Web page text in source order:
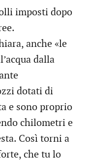
imposti dopo
anche «le
dalla
dotati di
e sono proprio
chilometri e
Così torni a
che tu lo